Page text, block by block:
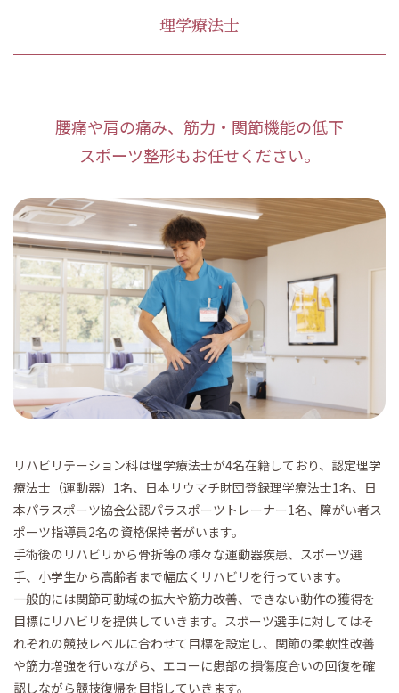
理学療法士
腰痛や肩の痛み、筋力・関節機能の低下
スポーツ整形もお任せください。
リハビリテーション科は理学療法士が4名在籍しており、認定理学
療法士（運動器）1名、日本リウマチ財団登録理学療法士1名、日
本パラスポーツ協会公認パラスポーツトレーナー1名、障がい者ス
ポーツ指導員2名の資格保持者がいます。
手術後のリハビリから骨折等の様々な運動器疾患、スポーツ選
手、小学生から高齢者まで幅広くリハビリを行っています。
一般的には関節可動域の拡大や筋力改善、できない動作の獲得を
目標にリハビリを提供していきます。スポーツ選手に対してはそ
れぞれの競技レベルに合わせて目標を設定し、関節の柔軟性改善
や筋力増強を行いながら、エコーに患部の損傷度合いの回復を確
認しながら競技復帰を目指していきます。